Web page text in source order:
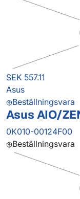
SEK 557.11
Asus
Beställningsvara
Asus AIO/
0K010-00124F00
Beställningsvara